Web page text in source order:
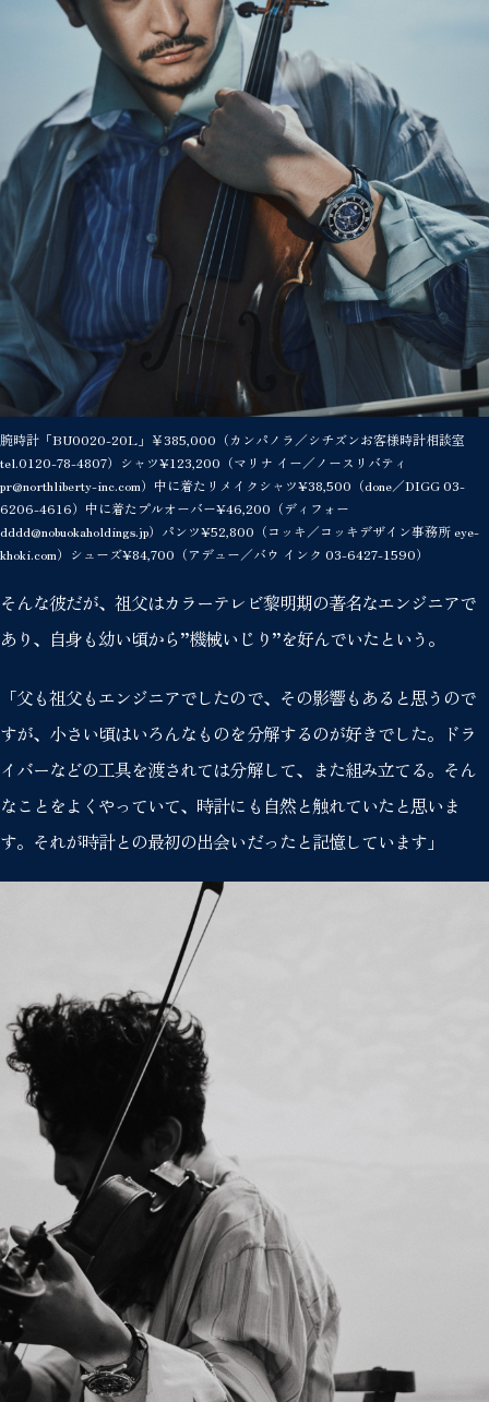
腕時計「BU0020-20L」￥385,000（カンパノラ／シチズンお客様時計相談室
tel.0120-78-4807）シャツ¥123,200（マリナ イー／ノースリバティ
pr@northliberty-inc.com）中に着たリメイクシャツ¥38,500（done／DIGG 03-
6206-4616）中に着たプルオーバー¥46,200（ディフォー
dddd@nobuokaholdings.jp）パンツ¥52,800（コッキ／コッキデザイン事務所 eye-
khoki.com）シューズ¥84,700（アデュー／バウ インク 03-6427-1590）
そんな彼だが、祖父はカラーテレビ黎明期の著名なエンジニアで
あり、自身も幼い頃から”機械いじり”を好んでいたという。
「父も祖父もエンジニアでしたので、その影響もあると思うので
すが、小さい頃はいろんなものを分解するのが好きでした。ドラ
イバーなどの工具を渡されては分解して、また組み立てる。そん
なことをよくやっていて、時計にも自然と触れていたと思いま
す。それが時計との最初の出会いだったと記憶しています」